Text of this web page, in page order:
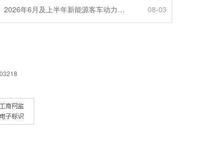
2026年6月及上半年新能源客车动力电池装机量特点分析
08-03